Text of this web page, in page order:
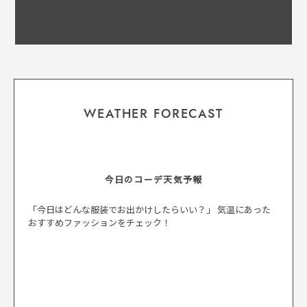
WEATHER FORECAST
今日のコーデ天気予報
「今日はどんな服装でお出かけしたらいい？」 気温にあった
おすすめファッションをチェック！